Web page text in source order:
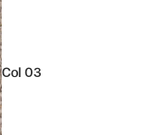
Col 03